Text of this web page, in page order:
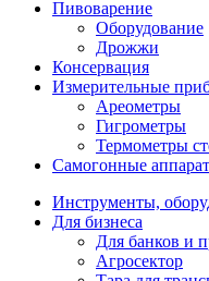
Пивоварение
Оборудование
Дрожжи
Консервация
Измерительные
Ареометры
Гигрометры
Термометры
Самогонные
Инструменты,
Для бизнеса
Для банков и
Агросектор